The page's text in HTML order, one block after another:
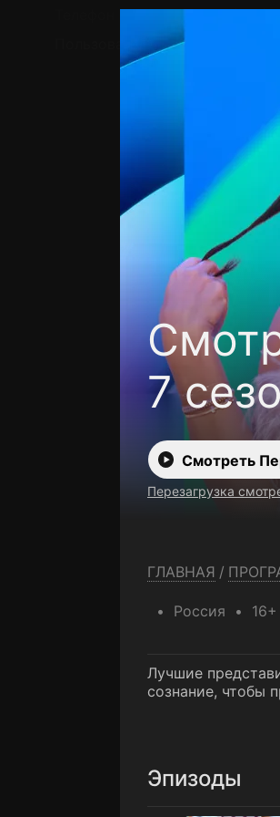
7
Смотреть
Перезагрузка
ГЛАВНАЯ /
Россия 16+
Лучшие
сознание, чтобы
Эпизоды
Телефон поддержки:+7 (727)
Пользовательское соглашение